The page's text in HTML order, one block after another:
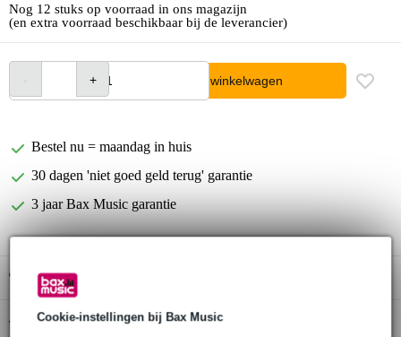
Cookie-instellingen bij Bax Music
Nog 12 stuks op voorraad in ons magazijn
(en extra voorraad beschikbaar bij de leverancier)
In winkelwagen
Bestel nu = maandag in huis
30 dagen 'niet goed geld terug' garantie
3 jaar Bax Music garantie
Gratis ophalen in de winkel
Twijfel je of deRoland RCC-3-TRTR 6.3 mm jack-jack